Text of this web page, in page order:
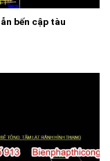
bến cập tàu